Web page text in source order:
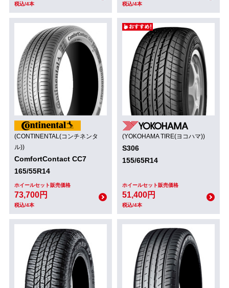
税込/4本 税込/4本
(CONTINENTAL(コンチネンタ
ル))
ComfortContact CC7
165/55R14
ホイールセット販売価格
73,700円
税込/4本
(YOKOHAMA TIRE(ヨコハマ))
S306
155/65R14
ホイールセット販売価格
51,400円
税込/4本